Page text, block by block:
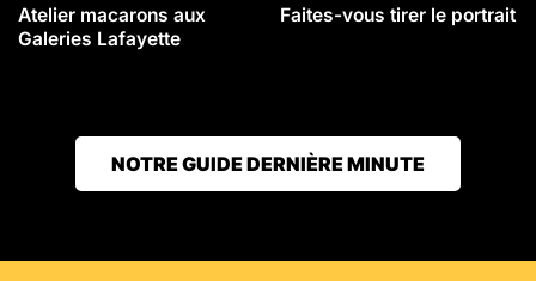
Atelier macarons aux
Galeries Lafayette
Faites-vous tirer le portrait
NOTRE GUIDE DERNIÈRE MINUTE